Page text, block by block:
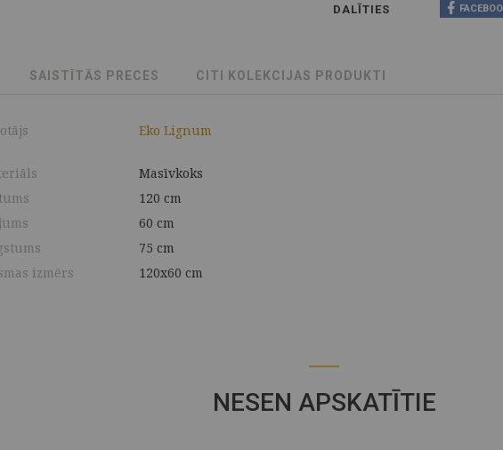
DALĪTIES
SAISTĪTĀS PRECES CITI KOLEKCIJAS PRODUKTI
Eko Lignum
Masīvkoks
120 cm
60 cm
75 cm
izmērs
120x60 cm
NESEN APSKATĪTIE